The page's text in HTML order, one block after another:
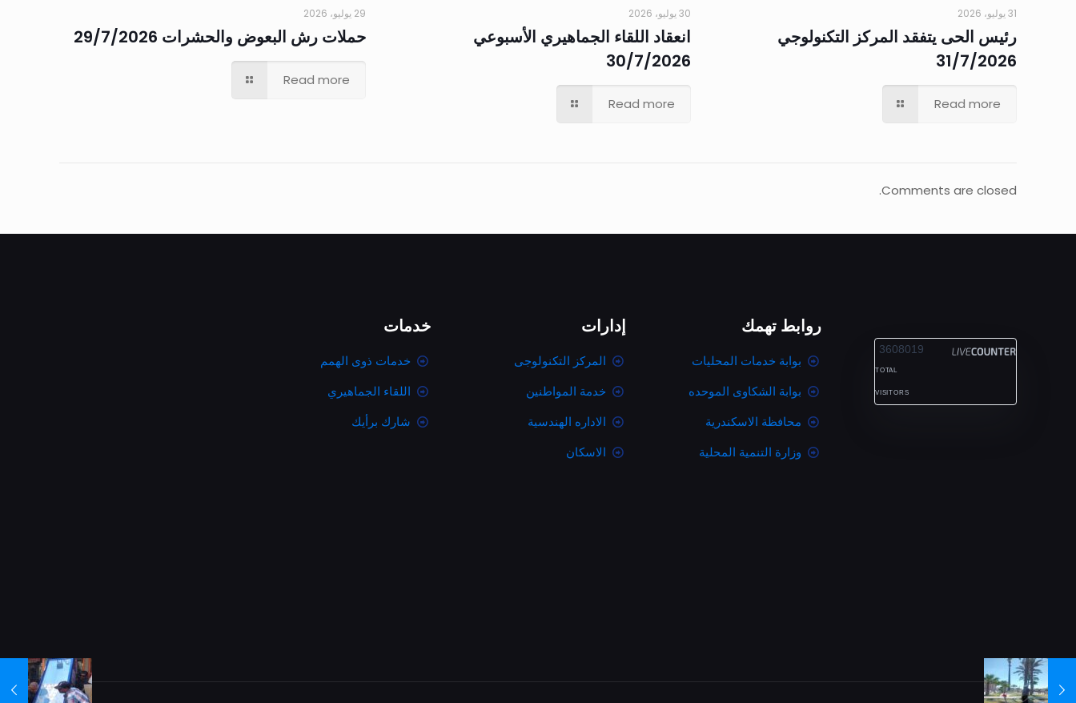
31 يوليو، 2026
رئيس الحى يتفقد المركز التكنولوجي
31/7/2026
Read more
30 يوليو، 2026
انعقاد اللقاء الجماهيري الأسبوعي
30/7/2026
Read more
29 يوليو، 2026
حملات رش البعوض والحشرات 29/7/2026
Read more
Comments are closed.
3608019
TOTAL
VISITORS
روابط تهمك
بوابة خدمات المحليات
بوابة الشكاوى الموحده
محافظة الاسكندرية
وزارة التنمية المحلية
إدارات
المركز التكنولوجى
خدمة المواطنين
الاداره الهندسية
الاسكان
خدمات
خدمات ذوى الهمم
اللقاء الجماهيري
شارك برأيك